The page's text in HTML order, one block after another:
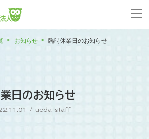
お知らせ 臨時休業日のお知らせ
日のお知らせ
/ ueda-staff